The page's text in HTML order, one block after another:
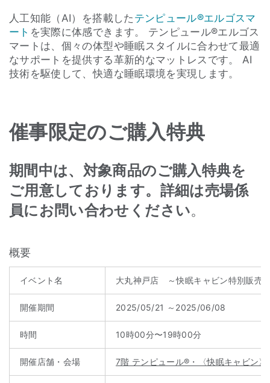
人工知能（AI）を搭載した テンピュール®エルゴスマ
ート を実際に体感できます。 テンピュール®エルゴス
マートは、個々の体型や睡眠スタイルに合わせて最適
なサポートを提供する革新的なマットレスです。 AI
技術を駆使して、快適な睡眠環境を実現します。
催事限定のご購入特典
期間中は、対象商品のご購入特典を
ご用意しております。詳細は売場係
員にお問い合わせください。
概要
イベント名 大丸神戸店 ～快眠キャビン特別販売
開催期間 2025/05/21 ～2025/06/08
時間 10時00分〜19時00分
開催店舗・会場 7階 テンピュール®・〈快眠キャビン〉